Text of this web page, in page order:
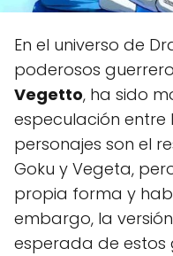
En el universo de
poderosos
Vegetto, ha sido
especulación entre
personajes son el
Goku y Vegeta,
propia forma y
embargo, la
esperada de estos